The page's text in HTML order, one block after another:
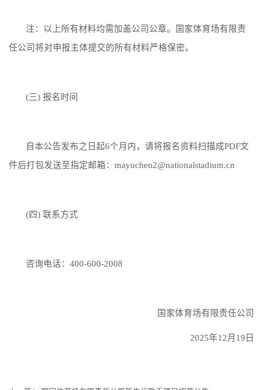
注：以上所有材料均需加盖公司公章。国家体育场有限责
任公司将对申报主体提交的所有材料严格保密。
(三) 报名时间
自本公告发布之日起6个月内，请将报名资料扫描成PDF文
件后打包发送至指定邮箱：mayuchen2@nationalstadium.cn
(四) 联系方式
咨询电话：400-600-2008
国家体育场有限责任公司
2025年12月19日